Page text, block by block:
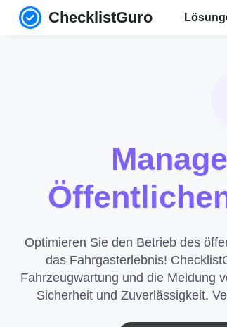
ChecklistGuro
Optimieren Sie den Betrieb des
das Fahrgasterlebnis!
Fahrzeugwartung und die Meldung
Sicherheit und Zuverlässigkeit.